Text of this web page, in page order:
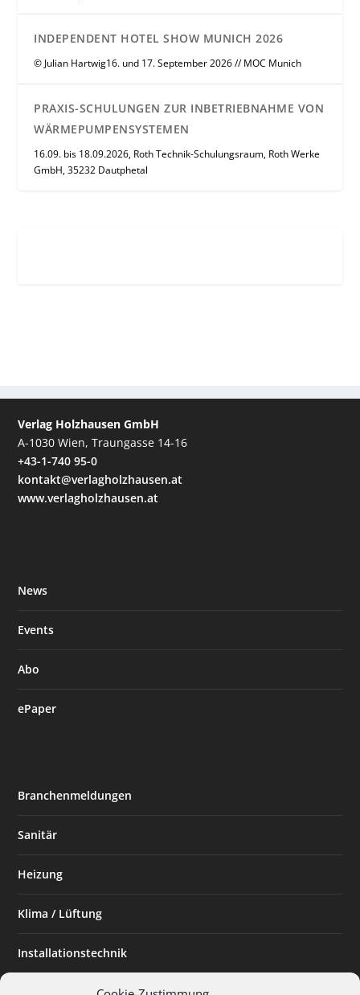
INDEPENDENT HOTEL SHOW MUNICH 2026
© Julian Hartwig16. und 17. September 2026 // MOC Munich
PRAXIS-SCHULUNGEN ZUR INBETRIEBNAHME VON
WÄRMEPUMPENSYSTEMEN
16.09. bis 18.09.2026, Roth Technik-Schulungsraum, Roth Werke
GmbH, 35232 Dautphetal
Verlag Holzhausen GmbH
A-1030 Wien, Traungasse 14-16
+43-1-740 95-0
kontakt@verlagholzhausen.at
www.verlagholzhausen.at
News
Events
Abo
ePaper
Branchenmeldungen
Sanitär
Heizung
Klima / Lüftung
Installationstechnik